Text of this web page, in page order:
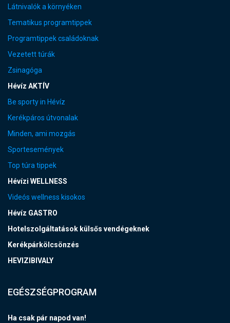
Látnivalók a környéken
Tematikus programtippek
Programtippek családoknak
Vezetett túrák
Zsinagóga
Hévíz AKTÍV
Be sporty in Hévíz
Kerékpáros útvonalak
Minden, ami mozgás
Sportesemények
Top túra tippek
Hévízi WELLNESS
Videós wellness kisokos
Hévíz GASTRO
Hotelszolgáltatások külsős vendégeknek
Kerékpárkölcsönzés
HEVIZIBIVALY
EGÉSZSÉGPROGRAM
Ha csak pár napod van!